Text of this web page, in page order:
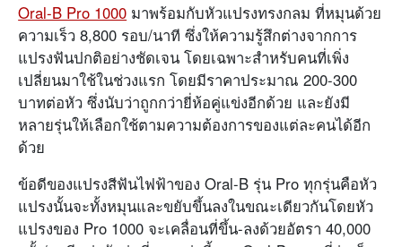
Oral-B Pro 1000 มาพร้อมกับหัวแปรงทรงกลม ที่หมุนด้วย
ความเร็ว 8,800 รอบ/นาที ซึ่งให้ความรู้สึกต่างจากการ
แปรงฟันปกติอย่างชัดเจน โดยเฉพาะสำหรับคนที่เพิ่ง
เปลี่ยนมาใช้ในช่วงแรก โดยมีราคาประมาณ 200-300
บาทต่อหัว ซึ่งนับว่าถูกกว่ายี่ห้อคู่แข่งอีกด้วย และยังมี
หลายรุ่นให้เลือกใช้ตามความต้องการของแต่ละคนได้อีก
ด้วย
ข้อดีของแปรงสีฟันไฟฟ้าของ Oral-B รุ่น Pro ทุกรุ่นคือหัว
แปรงนั้นจะทั้งหมุนและขยับขึ้นลงในขณะเดียวกันโดยหัว
แปรงของ Pro 1000 จะเคลื่อนที่ขึ้น-ลงด้วยอัตรา 40,000